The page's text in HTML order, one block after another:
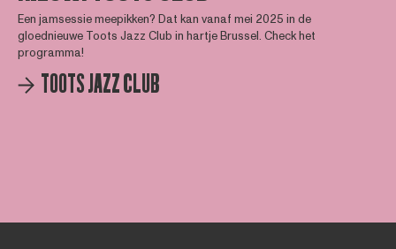
Een jamsessie meepikken? Dat kan vanaf mei 2025 in de
gloednieuwe Toots Jazz Club in hartje Brussel. Check het
programma!
TOOTS JAZZ CLUB